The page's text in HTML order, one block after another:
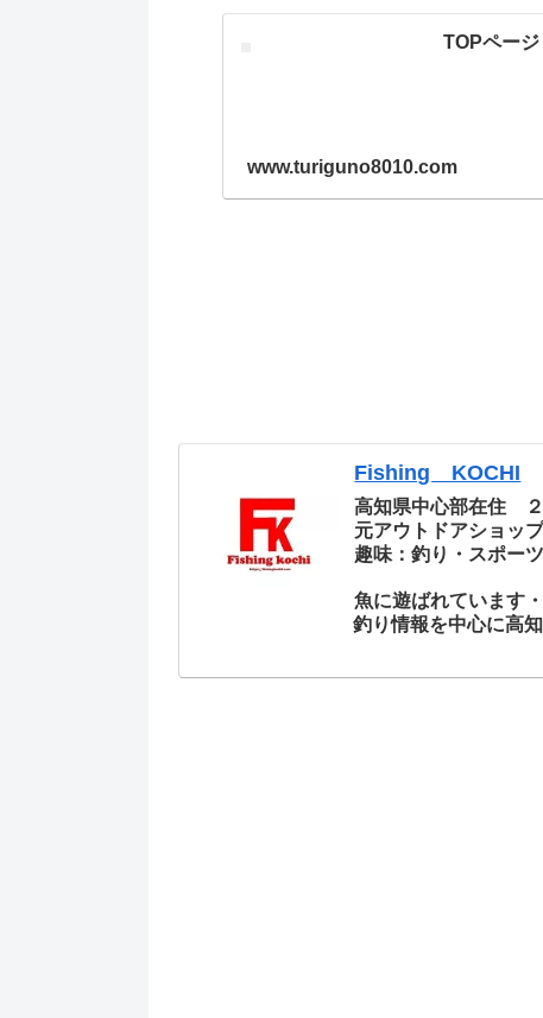
TOPペー
www.turiguno8010.com
Fishing KOCHI
高知県中心部在住
元アウトドアショッ
趣味：釣り・スポー
魚に遊ばれています・
釣り情報を中心に高